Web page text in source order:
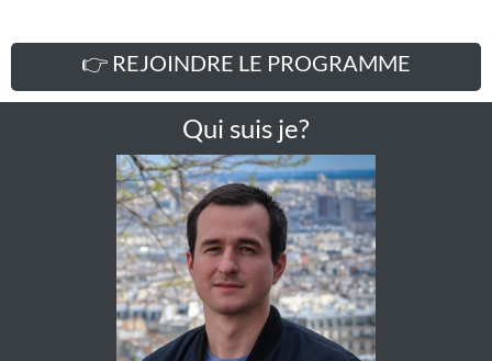
👉 REJOINDRE LE PROGRAMME
Qui suis je?